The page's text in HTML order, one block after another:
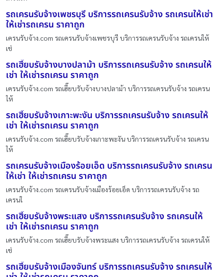
รถเครนรับจ้างเพชรบุรี บริการรถเครนรับจ้าง รถเครนให้เช่า
ให้เช่ารถเครน ราคาถูก
เครนรับจ้าง.com รถเครนรับจ้างเพชรบุรี บริการรถเครนรับจ้าง รถเครนให้
เช่
รถเฮี๊ยบรับจ้างบางปลาม้า บริการรถเครนรับจ้าง รถเครนให้
เช่า ให้เช่ารถเครน ราคาถูก
เครนรับจ้าง.com รถเฮี๊ยบรับจ้างบางปลาม้า บริการรถเครนรับจ้าง รถเครน
ให้
รถเฮี๊ยบรับจ้างเกาะพะงัน บริการรถเครนรับจ้าง รถเครนให้
เช่า ให้เช่ารถเครน ราคาถูก
เครนรับจ้าง.com รถเฮี๊ยบรับจ้างเกาะพะงัน บริการรถเครนรับจ้าง รถเครน
ให้
รถเครนรับจ้างเมืองร้อยเอ็ด บริการรถเครนรับจ้าง รถเครน
ให้เช่า ให้เช่ารถเครน ราคาถูก
เครนรับจ้าง.com รถเครนรับจ้างเมืองร้อยเอ็ด บริการรถเครนรับจ้าง รถ
เครนใ
รถเฮี๊ยบรับจ้างพระแสง บริการรถเครนรับจ้าง รถเครนให้
เช่า ให้เช่ารถเครน ราคาถูก
เครนรับจ้าง.com รถเฮี๊ยบรับจ้างพระแสง บริการรถเครนรับจ้าง รถเครนให้
เช่
รถเฮี๊ยบรับจ้างเมืองจันทร์ บริการรถเครนรับจ้าง รถเครนให้